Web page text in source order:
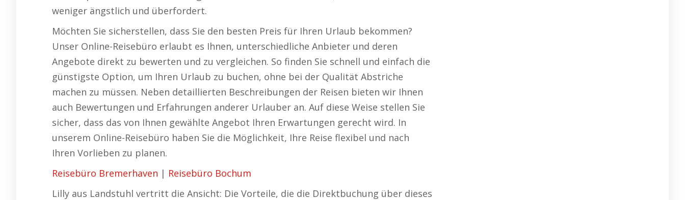
weniger ängstlich und überfordert.
Möchten Sie sicherstellen, dass Sie den besten Preis für Ihren Urlaub bekommen?
Unser Online-Reisebüro erlaubt es Ihnen, unterschiedliche Anbieter und deren
Angebote direkt zu bewerten und zu vergleichen. So finden Sie schnell und einfach die
günstigste Option, um Ihren Urlaub zu buchen, ohne bei der Qualität Abstriche
machen zu müssen. Neben detaillierten Beschreibungen der Reisen bieten wir Ihnen
auch Bewertungen und Erfahrungen anderer Urlauber an. Auf diese Weise stellen Sie
sicher, dass das von Ihnen gewählte Angebot Ihren Erwartungen gerecht wird. In
unserem Online-Reisebüro haben Sie die Möglichkeit, Ihre Reise flexibel und nach
Ihren Vorlieben zu planen.
Reisebüro Bremerhaven | Reisebüro Bochum
Lilly aus Landstuhl vertritt die Ansicht: Die Vorteile, die die Direktbuchung über dieses